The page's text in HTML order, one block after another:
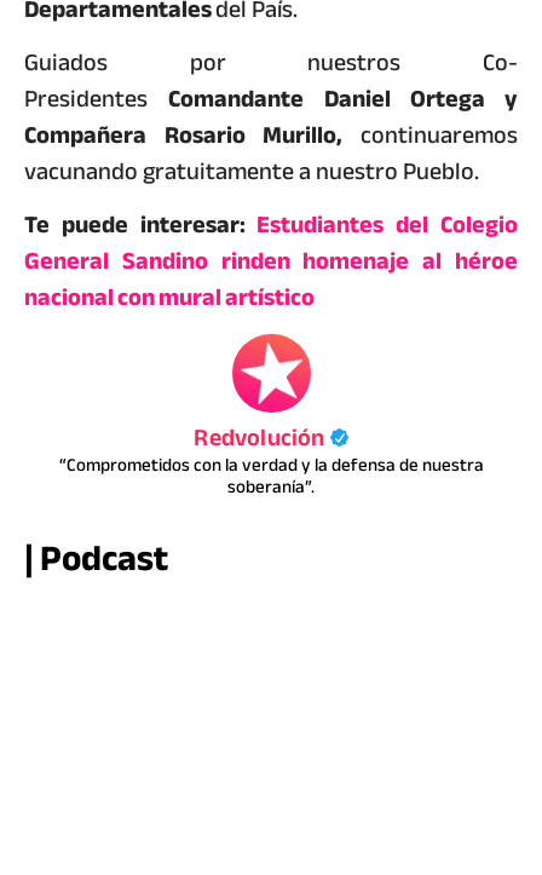
Guiados por nuestros Co-
PresidentesComandante Daniel Ortega y
Compañera Rosario Murillo, continuaremos
vacunando gratuitamente a nuestro Pueblo.
Te puede interesar: Estudiantes del Colegio
General Sandino rinden homenaje al héroe
nacional con mural artístico
Redvolución
“Comprometidos con la verdad y la defensa de nuestra
soberanía”.
| Podcast